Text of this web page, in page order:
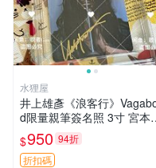
水狸屋
井上雄彥《浪客行》
d限量親筆簽名照 3寸 宮本
藏周邊 含原裝卡磚 經典收藏
品
$950 94折
折扣碼